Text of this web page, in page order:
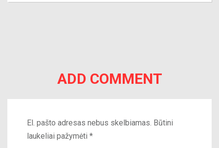
ADD COMMENT
El. pašto adresas nebus skelbiamas. Būtini
laukeliai pažymėti *